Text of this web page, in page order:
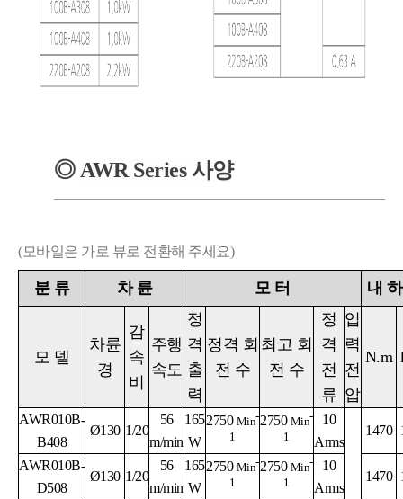
◎ AWR Series 사양
(모바일은 가로 뷰로 전환해 주세요)
분 류 차 륜 모 터 내
모 델
차륜
경
감
속
비
주행
속도
정
격
출
력
정격 회
전 수
최고 회
전 수
정
격
전
류
입
력
전
압
N.m
AWR010B-
B408
Ø130 1/20
56
m/min
165
W
2750 Min-
1
2750 Min-
1
10
Arms
1470
AWR010B-
D508
Ø130 1/20
56
m/min
165
W
2750 Min-
1
2750 Min-
1
10
Arms
1470